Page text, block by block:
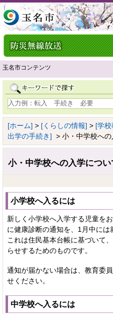
玉名市コンテンツ
[ホーム] > [くらしの情報] > [学校
出学の手続き] > 小・中学校へ
小・中学校への入学につい
小学校へ入るには
新しく小学校へ入学する児童を
に健康診断の通知を、1月中には
これは住民基本台帳に基づいて
らせするためのものです。
通知が届かない場合は、教育委
せください。
中学校へ入るには